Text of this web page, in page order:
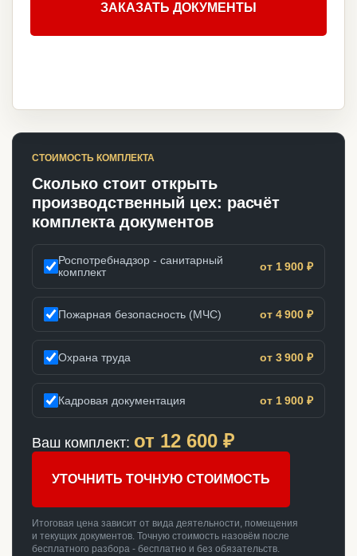
ЗАКАЗАТЬ ДОКУМЕНТЫ
СТОИМОСТЬ КОМПЛЕКТА
Сколько стоит открыть
производственный цех: расчёт
комплекта документов
Роспотребнадзор - санитарный
комплект
от 1 900 ₽
Пожарная безопасность (МЧС) от 4 900 ₽
Охрана труда от 3 900 ₽
Кадровая документация от 1 900 ₽
Ваш комплект: от 12 600 ₽
УТОЧНИТЬ ТОЧНУЮ СТОИМОСТЬ
Итоговая цена зависит от вида деятельности, помещения
и текущих документов. Точную стоимость назовём после
бесплатного разбора - бесплатно и без обязательств.